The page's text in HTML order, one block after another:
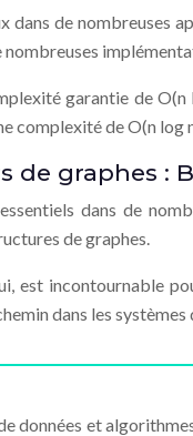
dans de nombreuses
nombreuses
garantie de
complexité de O(n log
de graphes :
dans de
de graphes.
est incontournable
dans les
données et